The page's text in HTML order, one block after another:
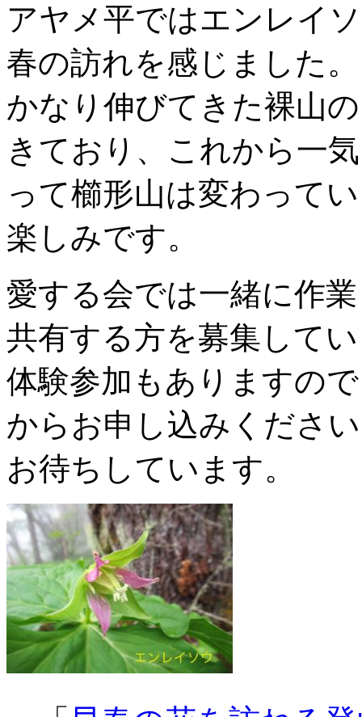
アヤメ平ではエンレイ
春の訪れを感じました。
かなり伸びてきた裸山
きており、これから一
って櫛形山は変わって
楽しみです。
愛する会では一緒に作
共有する方を募集して
体験参加もありますの
からお申し込みくださ
お待ちしています。